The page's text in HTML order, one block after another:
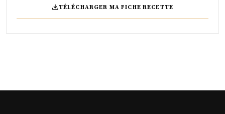
TÉLÉCHARGER MA FICHE RECETTE